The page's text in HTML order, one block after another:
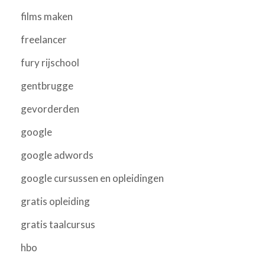
films maken
freelancer
fury rijschool
gentbrugge
gevorderden
google
google adwords
google cursussen en opleidingen
gratis opleiding
gratis taalcursus
hbo